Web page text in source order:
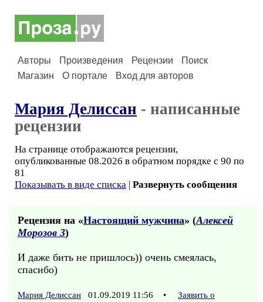
Авторы Произведения Рецензии
Поиск
Магазин
О портале Вход для авторов
Мария Делиссан - написанные
рецензии
На странице отображаются рецензии,
опубликованные 08.2026 в обратном порядке с 90 по
81
Показывать в виде списка | Развернуть сообщения
Рецензия на «Настоящий мужчина» (Алексей
Морозов 3)
И даже бить не пришлось)) очень смеялась,
спасибо)
Мария Делиссан 01.09.2019 11:56 •
Заявить о